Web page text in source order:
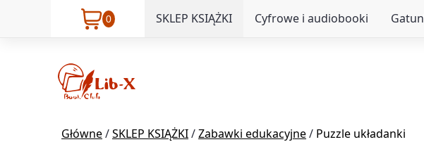
0 SKLEP KSIĄŻKI Cyfrowe i audiobooki
Główne/SKLEP KSIĄŻKI/Zabawki edukacyjne/ Puzzle układanki